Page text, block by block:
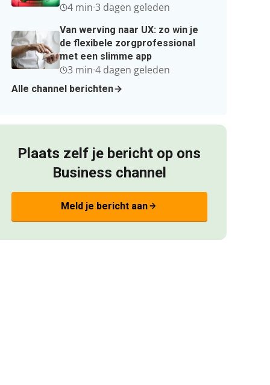
4 min·3 dagen geleden
Van werving naar UX: zo win je
de flexibele zorgprofessional
met een slimme app
3 min·4 dagen geleden
Alle channel berichten
Plaats zelf je bericht op ons
Business channel
Meld je bericht aanarrow_forward